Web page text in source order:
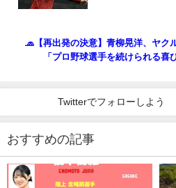
🧢【再出発の決意】青柳晃洋、ヤク
「プロ野球選手を続けられる喜
Twitterでフォローしよう
おすすめの記事